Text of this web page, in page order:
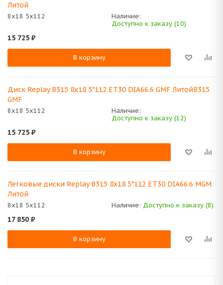
Литой
8x18 5x112
Наличие:
Доступно к заказу (10)
15 725 ₽
В корзину
Диск Replay B315 8x18 5*112 ET30 DIA66.6 GMF ЛитойB315
GMF
8x18 5x112
Наличие:
Доступно к заказу (12)
15 725 ₽
В корзину
Легковые диски Replay B315 8x18 5*112 ET30 DIA66.6 MGM
Литой
8x18 5x112 Наличие: Доступно к заказу (8)
17 850 ₽
В корзину